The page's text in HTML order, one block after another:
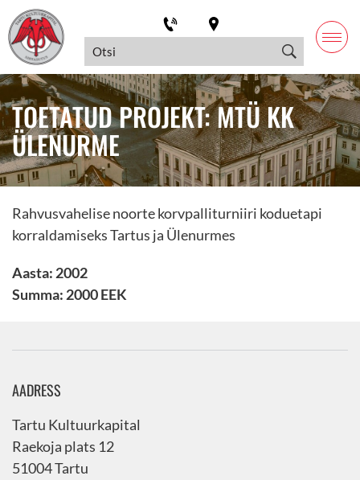
TOETATUD PROJEKT: MTÜ KK
ÜLENURME
Rahvusvahelise noorte korvpalliturniiri koduetapi
korraldamiseks Tartus ja Ülenurmes
Aasta: 2002
Summa: 2000 EEK
AADRESS
Tartu Kultuurkapital
Raekoja plats 12
51004 Tartu